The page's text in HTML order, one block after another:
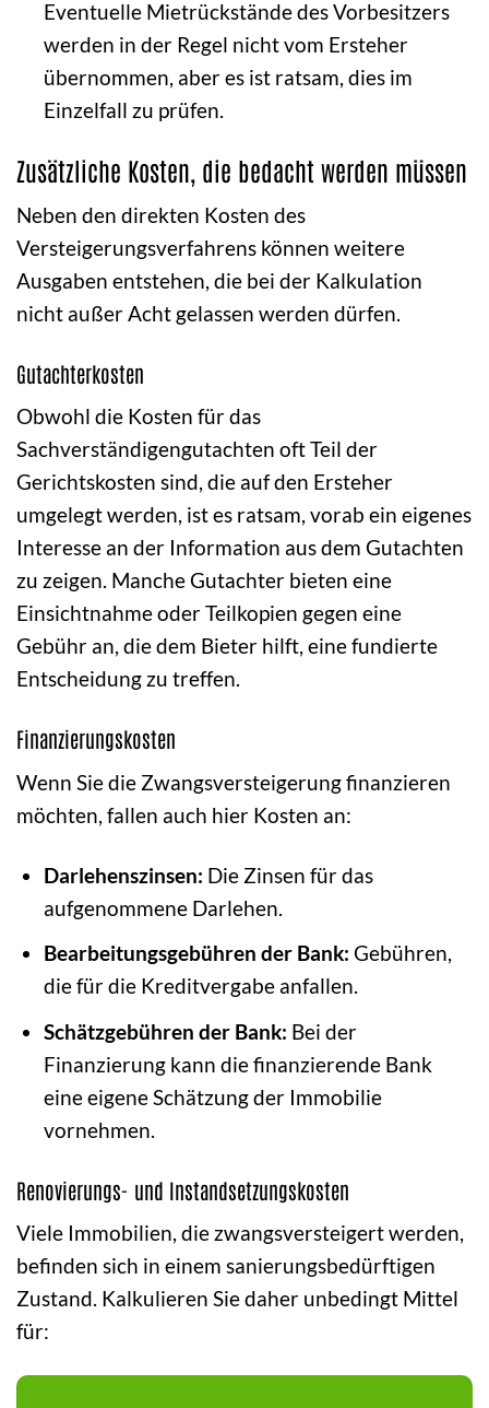
Eventuelle Mietrückstände des Vorbesitzers
werden in der Regel nicht vom Ersteher
übernommen, aber es ist ratsam, dies im
Einzelfall zu prüfen.
Zusätzliche Kosten, die bedacht werden müssen
Neben den direkten Kosten des
Versteigerungsverfahrens können weitere
Ausgaben entstehen, die bei der Kalkulation
nicht außer Acht gelassen werden dürfen.
Gutachterkosten
Obwohl die Kosten für das
Sachverständigengutachten oft Teil der
Gerichtskosten sind, die auf den Ersteher
umgelegt werden, ist es ratsam, vorab ein eigenes
Interesse an der Information aus dem Gutachten
zu zeigen. Manche Gutachter bieten eine
Einsichtnahme oder Teilkopien gegen eine
Gebühr an, die dem Bieter hilft, eine fundierte
Entscheidung zu treffen.
Finanzierungskosten
Wenn Sie die Zwangsversteigerung finanzieren
möchten, fallen auch hier Kosten an:
Darlehenszinsen: Die Zinsen für das
aufgenommene Darlehen.
Bearbeitungsgebühren der Bank: Gebühren,
die für die Kreditvergabe anfallen.
Schätzgebühren der Bank: Bei der
Finanzierung kann die finanzierende Bank
eine eigene Schätzung der Immobilie
vornehmen.
Renovierungs- und Instandsetzungskosten
Viele Immobilien, die zwangsversteigert werden,
befinden sich in einem sanierungsbedürftigen
Zustand. Kalkulieren Sie daher unbedingt Mittel
für: